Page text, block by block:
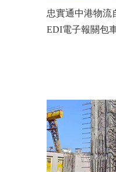
忠實通中港物流
EDI電子報關包